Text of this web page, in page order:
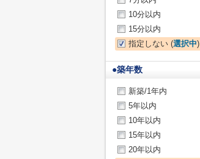
10分以内
15分以内
指定しない (選択中)
●築年数
新築/1年内
5年以内
10年以内
15年以内
20年以内